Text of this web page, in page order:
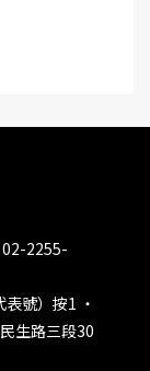
2255-
號）按1 ‧
生路三段30